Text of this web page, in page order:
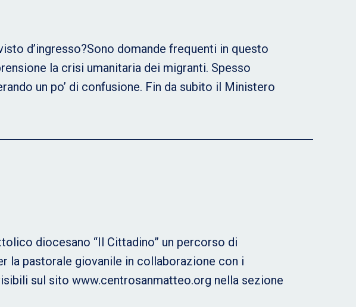
d’ingresso?Sono domande frequenti in questo
la crisi umanitaria dei migranti. Spesso
un po’ di confusione. Fin da subito il Ministero
diocesano “Il Cittadino” un percorso di
la pastorale giovanile in collaborazione con i
sul sito www.centrosanmatteo.org nella sezione